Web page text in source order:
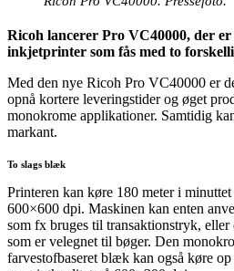
Ricoh lancerer Pro VC40000, der
inkjetprinter som fås med to
Med den nye Ricoh Pro VC40000 er
opnå kortere leveringstider og øget
monokrome applikationer. Samtidig
markant.
To slags blæk
Printeren kan køre 180 meter i
600×600 dpi. Maskinen kan enten
som fx bruges til transaktionstryk,
som er velegnet til bøger. Den
farvestofbaseret blæk kan også køre